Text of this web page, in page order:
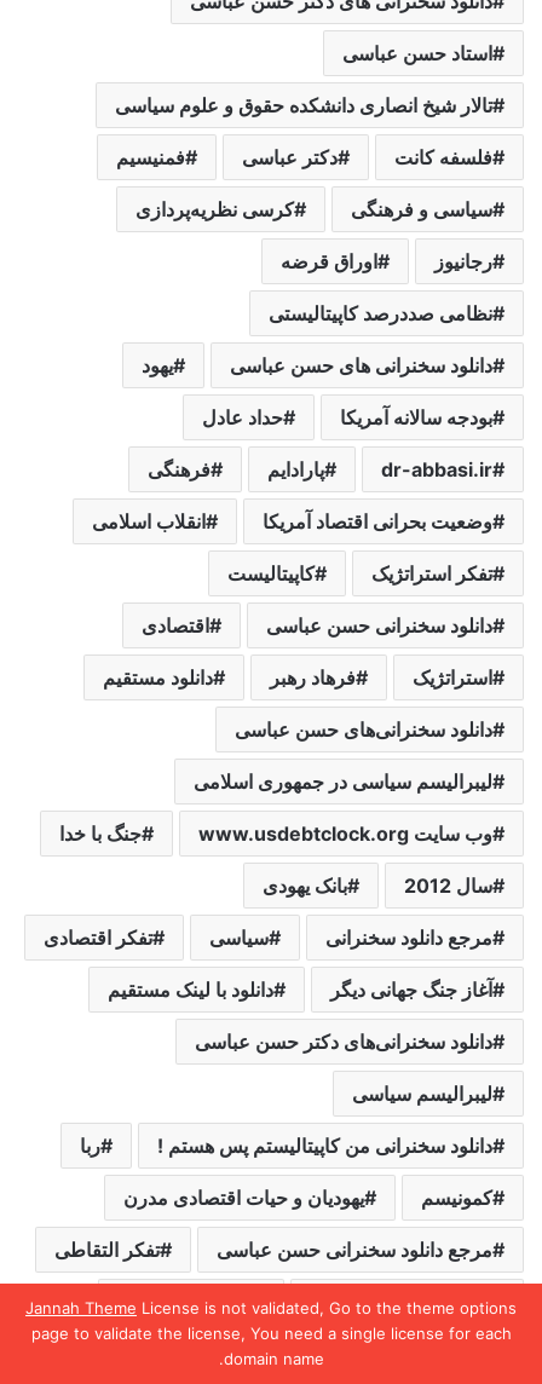
Jannah Theme License is not validated, Go to the theme options
page to validate the license, You need a single license for each
domain name.
استاد حسن عباسی
تالار شیخ انصاری دانشکده حقوق و علوم سیاسی
فلسفه کانت دکتر عباسی فمنیسیم
سیاسی و فرهنگی کرسی نظریه‌پردازی
رجانیوز اوراق قرضه
نظامی صددرصد کاپیتالیستی
دانلود سخنرانی های حسن عباسی یهود
بودجه سالانه آمریکا حداد عادل
dr-abbasi.ir پارادایم فرهنگی
وضعیت بحرانی اقتصاد آمریکا انقلاب اسلامی
تفکر استراتژیک کاپیتالیست
دانلود سخنرانی حسن عباسی اقتصادی
استراتژیک فرهاد رهبر دانلود مستقیم
دانلود سخنرانی‌های حسن عباسی
لیبرالیسم سیاسی در جمهوری اسلامی
وب سایت www.usdebtclock.org جنگ با خدا
سال 2012 بانک یهودی
مرجع دانلود سخنرانی سیاسی تفکر اقتصادی
آغاز جنگ جهانی دیگر دانلود با لینک مستقیم
دانلود سخنرانی‌های دکتر حسن عباسی
لیبرالیسم سیاسی
دانلود سخنرانی من کاپیتالیستم پس هستم ! ربا
کمونیسم یهودیان و حیات اقتصادی مدرن
مرجع دانلود سخنرانی حسن عباسی تفکر التقاطی
پایان دنیا در سال 2012 اقتصاد برکت مبنا
دانلود سخنرانی با لینک مستقیم